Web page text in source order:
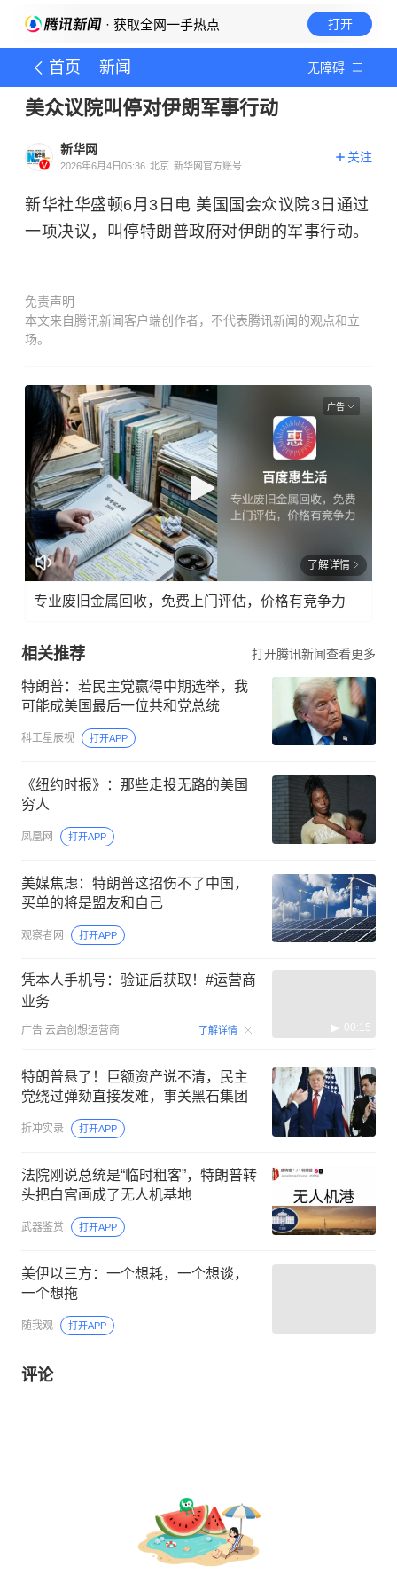
· 获取全网一手热点 打开
首页 新闻 无障碍
美众议院叫停对伊朗军事行动
新华网
2026年6月4日05:36 北京 新华网官方账号
关注
新华社华盛顿6月3日电 美国国会众议院3日通过
一项决议，叫停特朗普政府对伊朗的军事行动。
免责声明
本文来自腾讯新闻客户端创作者，不代表腾讯新闻的观点和立
场。
广告
了解详情
专业废旧金属回收，免费上门评估，价格有竞争力
相关推荐 打开腾讯新闻查看更多
特朗普：若民主党赢得中期选举，我
可能成美国最后一位共和党总统
科工星辰视 打开APP
《纽约时报》：那些走投无路的美国
穷人
凤凰网 打开APP
美媒焦虑：特朗普这招伤不了中国，
买单的将是盟友和自己
观察者网 打开APP
凭本人手机号：验证后获取！#运营商
业务
广告 云启创想运营商 了解详情 00:15
特朗普悬了！巨额资产说不清，民主
党绕过弹劾直接发难，事关黑石集团
折冲实录 打开APP
法院刚说总统是“临时租客”，特朗普转
头把白宫画成了无人机基地
武器鉴赏 打开APP
美伊以三方：一个想耗，一个想谈，
一个想拖
随我观 打开APP
评论